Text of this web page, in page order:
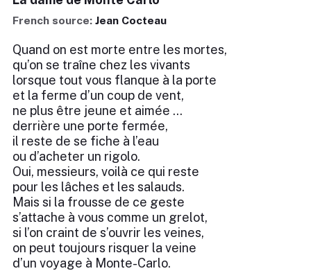
French source: Jean Cocteau
Quand on est morte entre les mortes,
qu’on se traîne chez les vivants
lorsque tout vous flanque à la porte
et la ferme d’un coup de vent,
ne plus être jeune et aimée …
derrière une porte fermée,
il reste de se fiche à l’eau
ou d’acheter un rigolo.
Oui, messieurs, voilà ce qui reste
pour les lâches et les salauds.
Mais si la frousse de ce geste
s’attache à vous comme un grelot,
si l’on craint de s’ouvrir les veines,
on peut toujours risquer la veine
d’un voyage à Monte-Carlo.